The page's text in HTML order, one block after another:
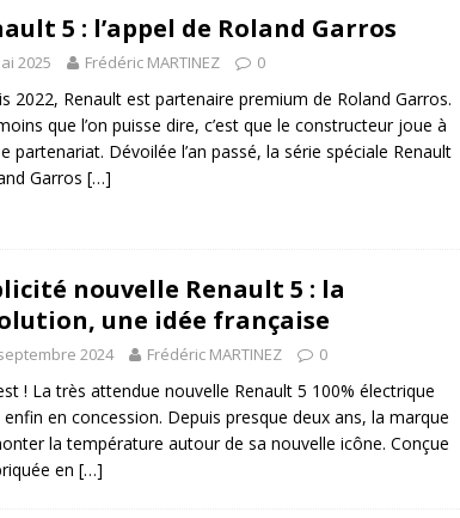
reprennent bientôt… ACTUS
5 : l’appel de Roland Garros
2025 Frédéric MARTINEZ 0
2022, Renault est partenaire premium de Roland Garros.
que l’on puisse dire, c’est que le constructeur joue à
partenariat. Dévoilée l’an passé, la série spéciale Renault
Garros […]
nouvelle Renault 5 : la
une idée française
2024 Frédéric MARTINEZ 0
! La très attendue nouvelle Renault 5 100% électrique
enfin en concession. Depuis presque deux ans, la marque
la température autour de sa nouvelle icône. Conçue
en […]